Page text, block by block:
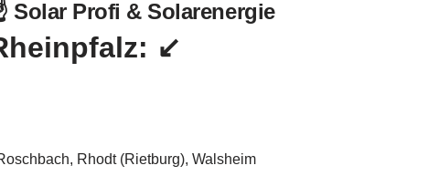
Profi & Solarenergie